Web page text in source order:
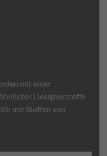
mit einer
Designerstoffe
mit Stoffen von